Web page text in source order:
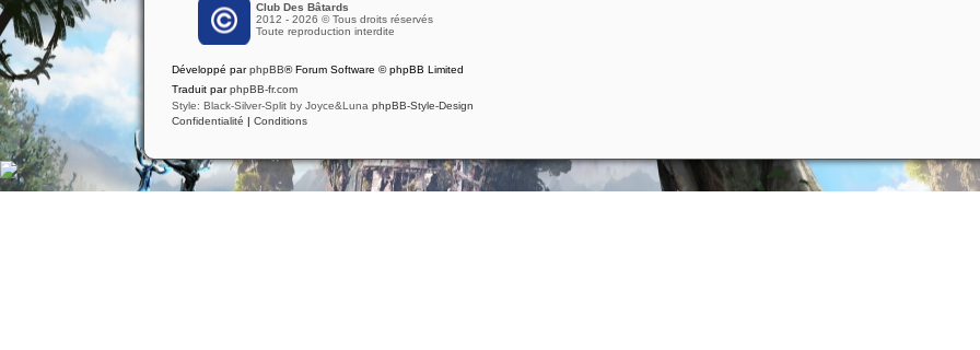
Club Des Bâtards
2012 - 2026 © Tous droits réservés
Toute reproduction interdite
Développé parphpBB® Forum Software © phpBB Limited
Traduit parphpBB-fr.com
Style: Black-Silver-Split by Joyce&Luna phpBB-Style-Design
Confidentialité
Conditions